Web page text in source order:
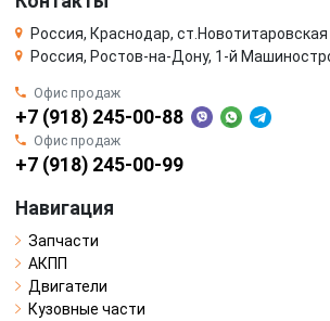
Россия, Краснодар,
Россия, Ростов-на-Дону, 1-й
Офис продаж
+7 (918) 245-00-88
Офис продаж
+7 (918) 245-00-99
Навигация
Запчасти
АКПП
Двигатели
Кузовные части